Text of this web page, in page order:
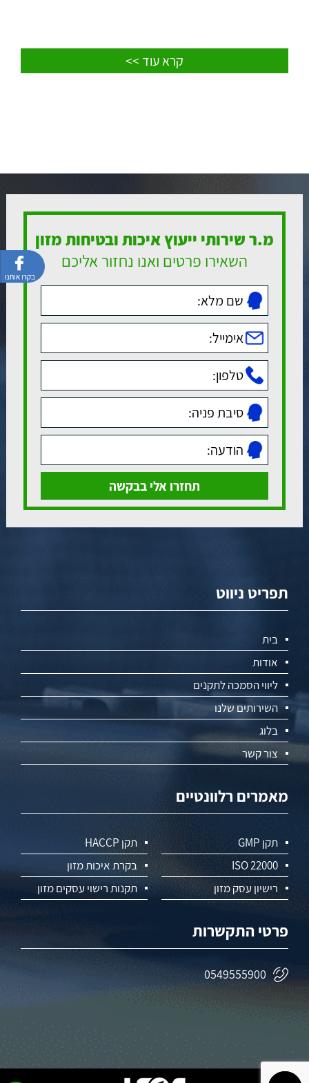
קרא עוד >>
מ.ר שירותי ייעוץ איכות ובטיחות מזון
השאירו פרטים ואנו נחזור אליכם
תפריט ניווט
בית
אודות
ליווי הסמכה לתקנים
השירותים שלנו
בלוג
צור קשר
מאמרים רלוונטיים
תקן GMP
תקן HACCP
ISO 22000
בקרת איכות מזון
רישיון עסק מזון
תקנות רישוי עסקים מזון
פרטי התקשרות
0549555900